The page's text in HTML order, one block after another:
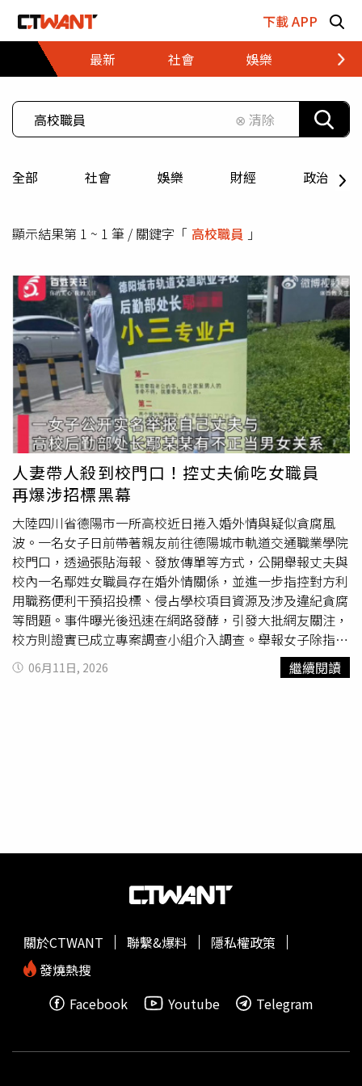
下載 APP
最新
社會 娛樂 財經
⊗ 清除
全部 社會 娛樂 財經 政治
顯示結果第 1 ~ 1 筆 / 關鍵字「 高校職員 」
人妻帶人殺到校門口！控丈夫偷吃女職員
再爆涉招標黑幕
大陸四川省德陽市一所高校近日捲入婚外情與疑似貪腐風
波。一名女子日前帶著親友前往德陽城市軌道交通職業學院
校門口，透過張貼海報、發放傳單等方式，公開舉報丈夫與
校內一名鄢姓女職員存在婚外情關係，並進一步指控對方利
用職務便利干預招投標、侵占學校項目資源及涉及違紀貪腐
等問題。事件曝光後迅速在網路發酵，引發大批網友關注，
校方則證實已成立專案調查小組介入調查。舉報女子除指控
婚外情外，也質疑涉事女職員利用職務便利介入招投標。綜
合《紅星新聞》及《百姓關注》等陸媒報導，舉報女子6月9
處處長，不少網友質疑事件恐怕不只是婚外情糾紛，背後是
位徹查真相。德陽城市軌道交通職業學院證實涉事女職員已
於5月底離職。事件延燒後，校方第一時間回應表示已掌握
相關檢舉內容，將依照規定進行處理。隨後，一名自稱學校
宣傳部工作人員的女子也向《百姓關注》表示，校方已知悉
網路舉報內容，涉事人員目前已離職，相關行為屬個人行
凌晨再透過官方微信發布正式情況通報指出，鄢姓女子是於
勤保障處，但僅為一般職員，並非網傳的「處長」或其他主
06月11日, 2026 繼續閱讀
關於CTWANT 聯繫&爆料
隱私權政策
發燒熱搜
Facebook
Youtube Telegram